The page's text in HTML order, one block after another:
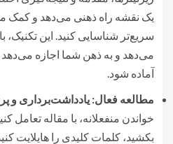
یک نقشه راه ذهنی می‌دهد و کمک
سریع‌تر شناسایی کنید. این تکنیک،
می‌دهد و به ذهن شما اجازه می‌دهد
آماده شود.
مطالعه فعال: یادداشت‌برداری
خواندن منفعلانه، با مقاله تعامل
بکشید، کلمات کلیدی را هایلایت